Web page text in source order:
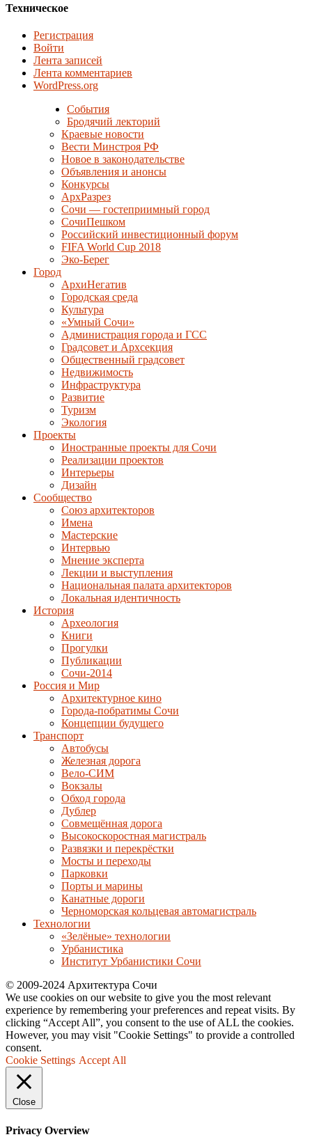
Техническое
Регистрация
Войти
Лента записей
Лента комментариев
WordPress.org
События
Бродячий лекторий
Краевые новости
Вести Минстроя РФ
Новое в законодательстве
Объявления и анонсы
Конкурсы
АрхРазрез
Сочи — гостеприимный город
СочиПешком
Российский инвестиционный форум
FIFA World Cup 2018
Эко-Берег
Город
АрхиНегатив
Городская среда
Культура
«Умный Сочи»
Администрация города и ГСС
Градсовет и Архсекция
Общественный градсовет
Недвижимость
Инфраструктура
Развитие
Туризм
Экология
Проекты
Иностранные проекты для Сочи
Реализации проектов
Интерьеры
Дизайн
Сообщество
Союз архитекторов
Имена
Мастерские
Интервью
Мнение эксперта
Лекции и выступления
Национальная палата архитекторов
Локальная идентичность
История
Археология
Книги
Прогулки
Публикации
Сочи-2014
Россия и Мир
Архитектурное кино
Города-побратимы Сочи
Концепции будущего
Транспорт
Автобусы
Железная дорога
Вело-СИМ
Вокзалы
Обход города
Дублер
Совмещённая дорога
Высокоскоростная магистраль
Развязки и перекрёстки
Мосты и переходы
Парковки
Порты и марины
Канатные дороги
Черноморская кольцевая автомагистраль
Технологии
«Зелёные» технологии
Урбанистика
Институт Урбанистики Сочи
© 2009-2024 Архитектура Сочи
We use cookies on our website to give you the most relevant
experience by remembering your preferences and repeat visits. By
clicking “Accept All”, you consent to the use of ALL the cookies.
However, you may visit "Cookie Settings" to provide a controlled
consent.
Cookie Settings Accept All
Close
Privacy Overview